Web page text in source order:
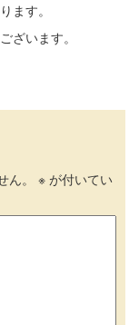
ます。
ざいます。
。 ※ が付いてい